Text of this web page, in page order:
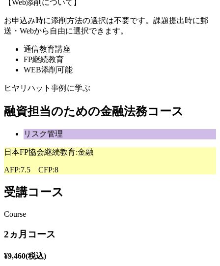
【Web添削について】
お申込み時に添削方法の選択は不要です。課題提出時に郵
送・Webから自由に選択できます。
通信教育講座
FP継続教育
WEB添削可能
ヒヤリハット事例に学ぶ
融資担当のための金融法務コース
リスク管理
日本FP協会継続教育:金融
AFP:7.5 CFP:8
受講コース
Course
2ヵ月コース
¥9,460(税込)